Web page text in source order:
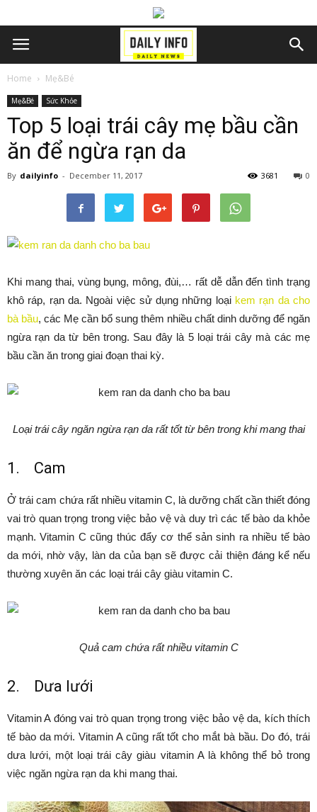
Home Mẹ&Bé
Mẹ&Bé Sức Khỏe
Top 5 loại trái cây mẹ bầu cần
ăn để ngừa rạn da
By dailyinfo - December 11, 2017 0
3681
Khi mang thai, vùng bụng, mông, đùi,… rất dễ dẫn đến tình trạng
khô ráp, rạn da. Ngoài việc sử dụng những loại kem rạn da cho
bà bầu, các Mẹ cần bổ sung thêm nhiều chất dinh dưỡng để ngăn
ngừa rạn da từ bên trong. Sau đây là 5 loại trái cây mà các mẹ
bầu cần ăn trong giai đoạn thai kỳ.
Loại trái cây ngăn ngừa rạn da rất tốt từ bên trong khi mang thai
1. Cam
Ở trái cam chứa rất nhiều vitamin C, là dưỡng chất cần thiết đóng
vai trò quan trọng trong việc bảo vệ và duy trì các tế bào da khỏe
mạnh. Vitamin C cũng thúc đẩy cơ thể sản sinh ra nhiều tế bào
da mới, nhờ vậy, làn da của bạn sẽ được cải thiện đáng kể nếu
thường xuyên ăn các loại trái cây giàu vitamin C.
Quả cam chứa rất nhiều vitamin C
2. Dưa lưới
Vitamin A đóng vai trò quan trọng trong việc bảo vệ da, kích thích
tế bào da mới. Vitamin A cũng rất tốt cho mắt bà bầu. Do đó, trái
dưa lưới, một loại trái cây giàu vitamin A là không thể bỏ trong
việc ngăn ngừa rạn da khi mang thai.